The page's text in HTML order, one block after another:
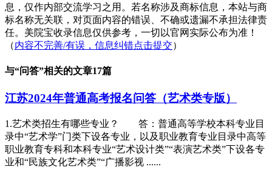
息，仅作内部交流学习之用。若名称涉及商标信息，本站与商
标名称无关联，对页面内容的错误、不确或遗漏不承担法律责
任。美院宝收录信息仅供参考，一切以官网实际公布为准！
（内容不完善/有误，信息纠错点击提交）
与“问答”相关的文章17篇
江苏2024年普通高考报名问答（艺术类专版）
1.艺术类招生有哪些专业？ 答：普通高等学校本科专业目
录中“艺术学”门类下设各专业，以及职业教育专业目录中高等
职业教育专科和本科专业“艺术设计类”“表演艺术类”下设各专
业和“民族文化艺术类”“广播影视 ......